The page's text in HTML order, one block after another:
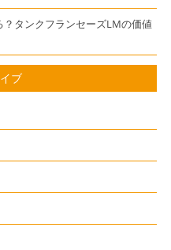
タンクフランセーズLMの価値
ブ